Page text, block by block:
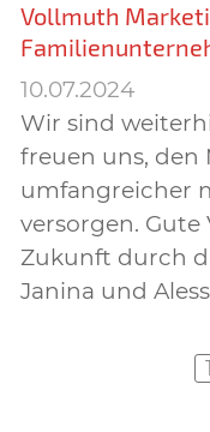
Vollmuth
10.07.2024
Wir sind
freuen uns, den
umfangreicher
versorgen.
Zukunft durch
Janina und
1